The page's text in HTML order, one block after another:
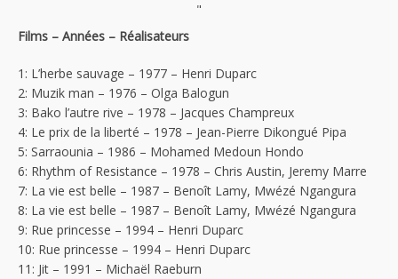
"
Films – Années – Réalisateurs
1: L’herbe sauvage – 1977 – Henri Duparc
2: Muzik man – 1976 – Olga Balogun
3: Bako l’autre rive – 1978 – Jacques Champreux
4: Le prix de la liberté – 1978 – Jean-Pierre Dikongué Pipa
5: Sarraounia – 1986 – Mohamed Medoun Hondo
6: Rhythm of Resistance – 1978 – Chris Austin, Jeremy Marre
7: La vie est belle – 1987 – Benoît Lamy, Mwézé Ngangura
8: La vie est belle – 1987 – Benoît Lamy, Mwézé Ngangura
9: Rue princesse – 1994 – Henri Duparc
10: Rue princesse – 1994 – Henri Duparc
11: Jit – 1991 – Michaël Raeburn